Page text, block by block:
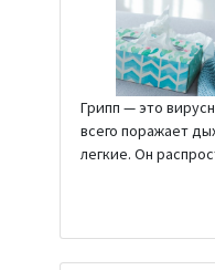
Грипп — это
всего поражает
легкие. Он
путем или при
человеком. Типы
делятся на три